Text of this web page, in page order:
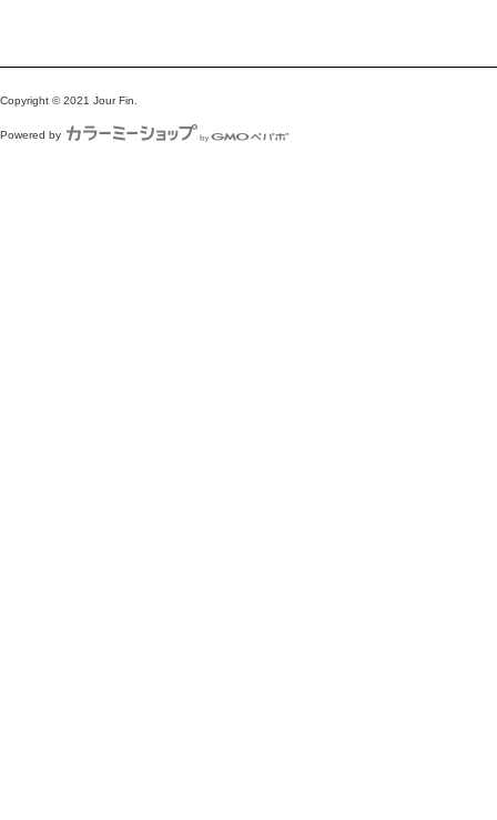
Copyright © 2021 Jour Fin.
Powered by